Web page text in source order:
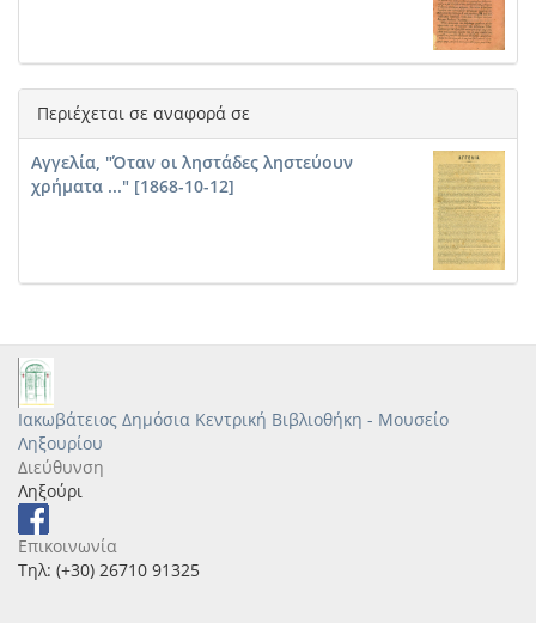
Περιέχεται σε αναφορά σε
Αγγελία, "Όταν οι ληστάδες ληστεύουν
χρήματα ..." [1868-10-12]
Ιακωβάτειος Δημόσια Κεντρική Βιβλιοθήκη - Μουσείο
Ληξουρίου
Διεύθυνση
Ληξούρι
Επικοινωνία
Τηλ: (+30) 26710 91325